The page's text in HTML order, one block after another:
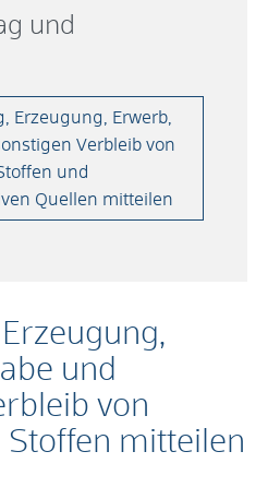
und
von
Stoffen mitteilen
und
Erzeugung, Erwerb,
Verbleib von
und
Quellen mitteilen